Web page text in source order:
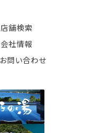
店舗検索
会社情報
お問い合わせ